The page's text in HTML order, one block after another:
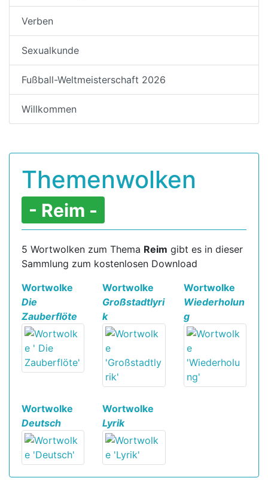
Verben
Sexualkunde
Fußball-Weltmeisterschaft 2026
Willkommen
Themenwolken
- Reim -
5 Wortwolken zum Thema Reim gibt es in dieser
Sammlung zum kostenlosen Download
Wortwolke
Die
Zauberflöte
Wortwolke
Großstadtlyri
k
Wortwolke
Wiederholun
g
Wortwolke
Deutsch
Wortwolke
Lyrik